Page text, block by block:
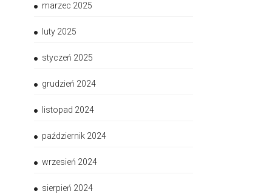
marzec 2025
luty 2025
styczeń 2025
grudzień 2024
listopad 2024
październik 2024
wrzesień 2024
sierpień 2024